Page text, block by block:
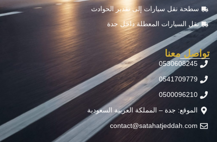
سطحة نقل سيارات إلى تقدير الحوادث
نقل السيارات المعطلة داخل جدة
تواصل معنا
0530608245
0541709779
0500096210
الموقع: جدة – المملكة العربية السعودية
contact@satahatjeddah.com